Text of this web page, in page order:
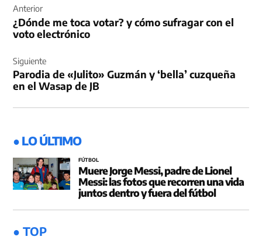
de
entradas
Anterior
¿Dónde me toca votar? y cómo sufragar con el
voto electrónico
Siguiente
Parodia de «Julito» Guzmán y ‘bella’ cuzqueña
en el Wasap de JB
● LO ÚLTIMO
FÚTBOL
Muere Jorge Messi, padre de Lionel
Messi: las fotos que recorren una vida
juntos dentro y fuera del fútbol
● TOP